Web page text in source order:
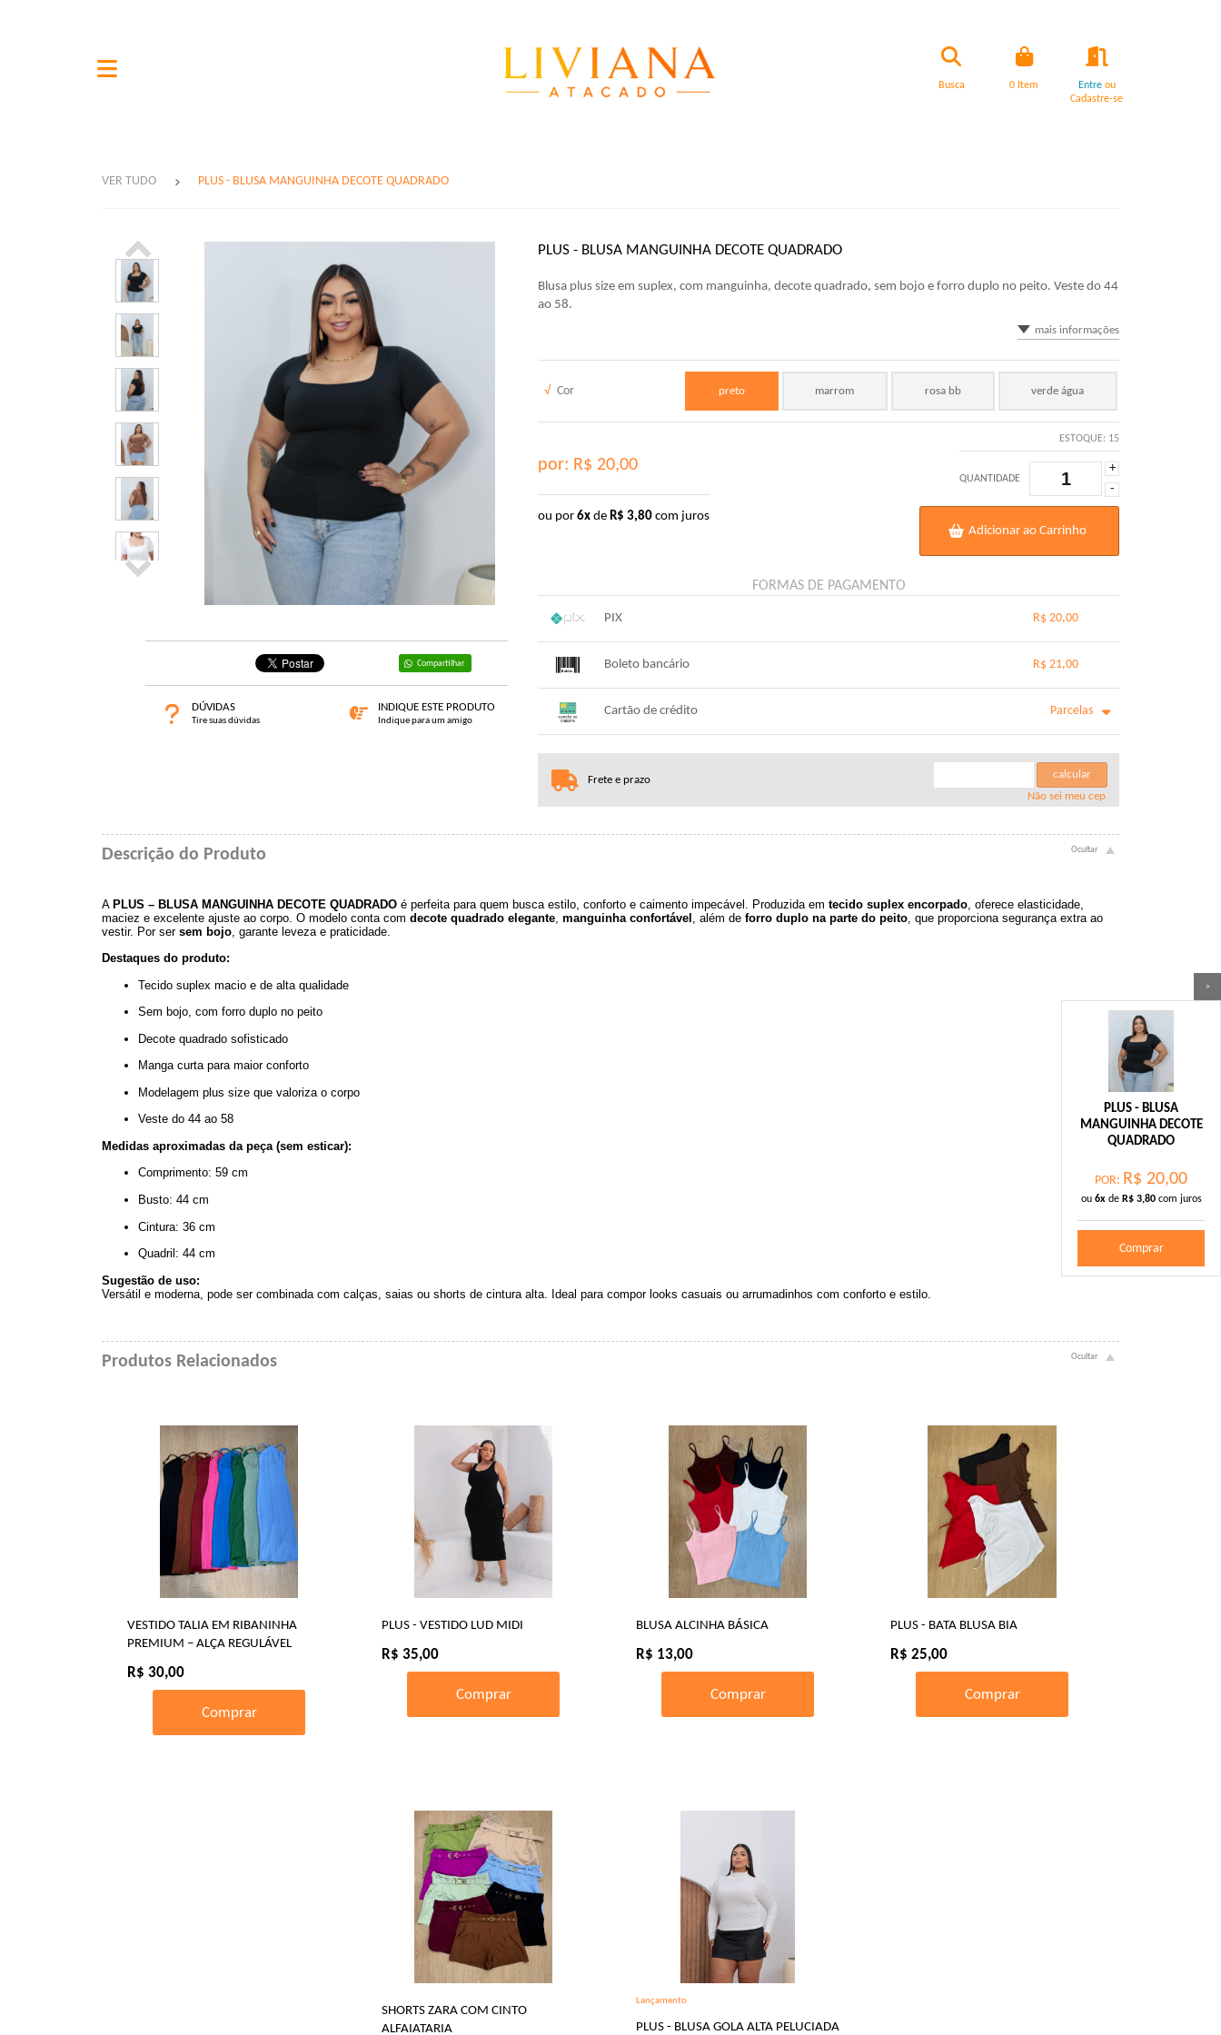
Busca 0 Item Entreou
Cadastre-se
>
PLUS - BLUSA
MANGUINHA DECOTE
QUADRADO
POR: R$ 20,00
ou 6xde R$ 3,80com juros
Comprar
VER TUDO PLUS - BLUSA MANGUINHA DECOTE QUADRADO
Compartilhar
DÚVIDAS
Tire suas dúvidas
INDIQUE ESTE PRODUTO
Indique para um amigo
PLUS - BLUSA MANGUINHA DECOTE QUADRADO
Blusa plus size em suplex, com manguinha, decote quadrado, sem bojo e forro duplo no peito. Veste do 44
ao 58.
mais informações
√ Cor preto marrom rosa bb verde água
por: R$ 20,00
ou por 6x de R$ 3,80 com juros
ESTOQUE: 15
QUANTIDADE
+
-
Adicionar ao Carrinho
FORMAS DE PAGAMENTO
PIX R$ 20,00
Boleto bancário R$ 21,00
Cartão de crédito Parcelas
3x com juros de R$ 7,30
.
.
Frete e prazo
calcular
Não sei meu cep
Descrição do Produto
A PLUS – BLUSA MANGUINHA DECOTE QUADRADO é perfeita para quem busca estilo, conforto e caimento impecável. Produzida em tecido suplex encorpado , oferece elasticidade,
maciez e excelente ajuste ao corpo. O modelo conta com decote quadrado elegante manguinha confortável , além de forro duplo na parte do peito , que proporciona segurança extra ao
vestir. Por ser sem bojo , garante leveza e praticidade.
Destaques do produto:
Tecido suplex macio e de alta qualidade
Sem bojo, com forro duplo no peito
Decote quadrado sofisticado
Manga curta para maior conforto
Modelagem plus size que valoriza o corpo
Veste do 44 ao 58
Medidas aproximadas da peça (sem esticar):
Comprimento: 59 cm
Busto: 44 cm
Cintura: 36 cm
Quadril: 44 cm
Sugestão de uso:
Versátil e moderna, pode ser combinada com calças, saias ou shorts de cintura alta. Ideal para compor looks casuais ou arrumadinhos com conforto e estilo.
Produtos Relacionados
VESTIDO TALIA EM RIBANINHA
PREMIUM – ALÇA REGULÁVEL
R$ 30,00
Comprar
PLUS - VESTIDO LUD MIDI
R$ 35,00
Comprar
BLUSA ALCINHA BÁSICA
R$ 13,00
Comprar
PLUS - BATA BLUSA BIA
R$ 25,00
Comprar
SHORTS ZARA COM CINTO
ALFAIATARIA
Lançamento
PLUS - BLUSA GOLA ALTA PELUCIADA